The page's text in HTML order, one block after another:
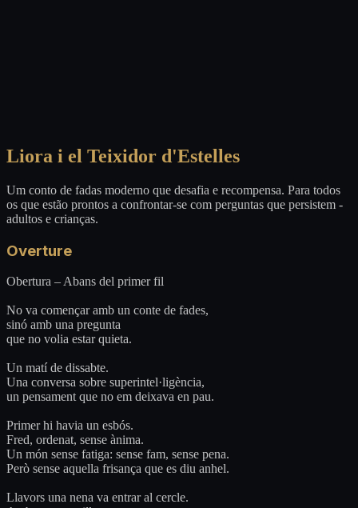
Liora i el Teixidor d'Estelles
Um conto de fadas moderno que desafia e recompensa. Para todos
os que estão prontos a confrontar-se com perguntas que persistem -
adultos e crianças.
Overture
Obertura – Abans del primer fil
No va començar amb un conte de fades,
sinó amb una pregunta
que no volia estar quieta.
Un matí de dissabte.
Una conversa sobre superintel·ligència,
un pensament que no em deixava en pau.
Primer hi havia un esbós.
Fred, ordenat, sense ànima.
Un món sense fatiga: sense fam, sense pena.
Però sense aquella frisança que es diu anhel.
Llavors una nena va entrar al cercle.